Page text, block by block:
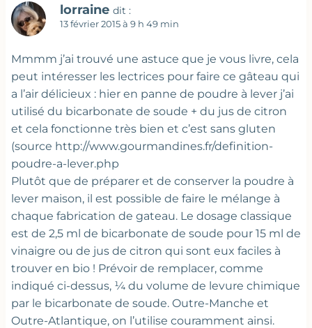
lorraine dit :
13 février 2015 à 9 h 49 min
Mmmm j’ai trouvé une astuce que je vous livre, cela
peut intéresser les lectrices pour faire ce gâteau qui
a l’air délicieux : hier en panne de poudre à lever j’ai
utilisé du bicarbonate de soude + du jus de citron
et cela fonctionne très bien et c’est sans gluten
(source http://www.gourmandines.fr/definition-
poudre-a-lever.php
Plutôt que de préparer et de conserver la poudre à
lever maison, il est possible de faire le mélange à
chaque fabrication de gateau. Le dosage classique
est de 2,5 ml de bicarbonate de soude pour 15 ml de
vinaigre ou de jus de citron qui sont eux faciles à
trouver en bio ! Prévoir de remplacer, comme
indiqué ci-dessus, ¼ du volume de levure chimique
par le bicarbonate de soude. Outre-Manche et
Outre-Atlantique, on l’utilise couramment ainsi.